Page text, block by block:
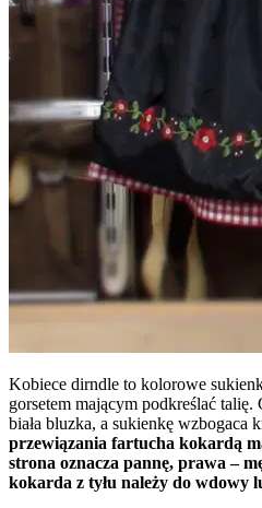
Kobiece dirndle to kolorowe
gorsetem mającym podkreślać talię.
biała bluzka, a sukienkę wzbogaca
przewiązania fartucha kokardą
strona oznacza pannę, prawa –
kokarda z tyłu należy do wdowy